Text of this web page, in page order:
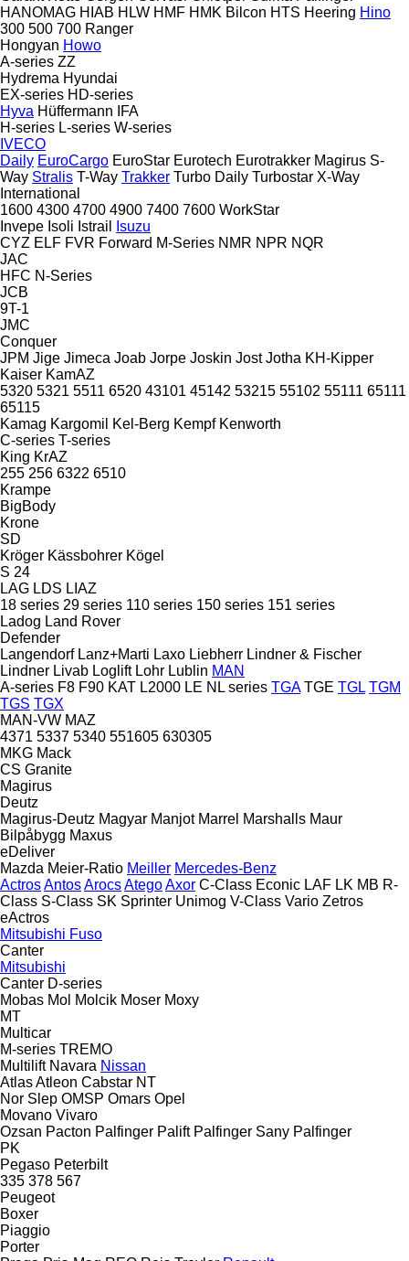
HANOMAG HIAB HLW HMF HMK Bilcon HTS Heering Hino
300 500 700 Ranger
Hongyan Howo
A-series ZZ
Hydrema Hyundai
EX-series HD-series
Hyva Hüffermann
IFA
H-series L-series W-series
IVECO
Daily EuroCargo EuroStar Eurotech Eurotrakker Magirus S-
Way Stralis T-Way Trakker Turbo Daily Turbostar X-Way
International
1600 4300 4700 4900 7400 7600 WorkStar
Invepe Isoli Istrail
Isuzu
CYZ ELF FVR Forward M-Series NMR NPR NQR
JAC
HFC N-Series
JCB
9T-1
JMC
Conquer
JPM Jige Jimeca Joab Jorpe Joskin Jost Jotha KH-Kipper
Kaiser KamAZ
5320 5321 5511 6520 43101 45142 53215 55102 55111 65111
65115
Kamag Kargomil Kel-Berg Kempf Kenworth
C-series T-series
King KrAZ
255 256 6322 6510
Krampe
BigBody
Krone
SD
Kröger Kässbohrer Kögel
S 24
LAG LDS LIAZ
18 series 29 series 110 series 150 series 151 series
Ladog Land Rover
Defender
Langendorf Lanz+Marti Laxo Liebherr Lindner & Fischer
Lindner Livab Loglift Lohr Lublin MAN
A-series F8 F90 KAT L2000 LE NL series TGA TGE TGL TGM
TGS TGX
MAN-VW MAZ
4371 5337 5340 551605 630305
MKG Mack
CS Granite
Magirus
Deutz
Magirus-Deutz Magyar Manjot Marrel Marshalls Maur
Bilpåbygg Maxus
eDeliver
Mazda Meier-Ratio Meiller Mercedes-Benz
ActrosAntosArocsAtegoAxor C-Class Econic LAF LK MB R-
Class S-Class SK Sprinter Unimog V-Class Vario Zetros
eActros
Mitsubishi Fuso
Canter
Mitsubishi
Canter D-series
Mobas Mol Molcik Moser Moxy
MT
Multicar
M-series TREMO
Multilift Navara Nissan
AtlasAtleon Cabstar NT
Nor Slep OMSP Omars Opel
Movano Vivaro
Ozsan Pacton Palfinger Palift Palfinger Sany Palfinger
PK
Pegaso Peterbilt
335 378 567
Peugeot
Boxer
Piaggio
Porter